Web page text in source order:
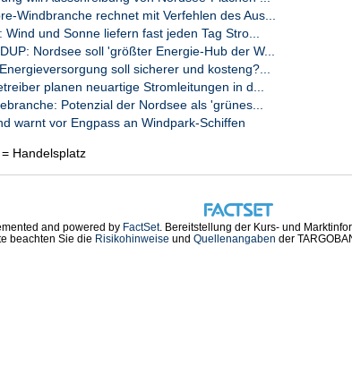
Windbranche rechnet mit Verfehlen des Aus...
Wind und Sonne liefern fast jeden Tag Stro...
Nordsee soll 'größter Energie-Hub der W...
soll sicherer und kosteng?...
planen neuartige Stromleitungen in d...
Potenzial der Nordsee als 'grünes...
warnt vor Engpass an Windpark-Schiffen
Handelsplatz
and powered by FactSet. Bereitstellung der Kurs- und
beachten Sie die Risikohinweise und Quellenangaben der